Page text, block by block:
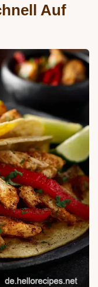
Auf